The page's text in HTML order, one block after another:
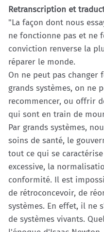
Retranscription et
"La façon dont nous
ne fonctionne pas et ne
conviction renverse la
réparer le monde.
On ne peut pas changer
grands systèmes, on ne
recommencer, ou offrir
qui sont en train de
Par grands systèmes,
soins de santé, le
tout ce qui se
excessive, la
conformité. Il est
de rétroconcevoir, de
systèmes. En effet, il ne
de systèmes vivants.